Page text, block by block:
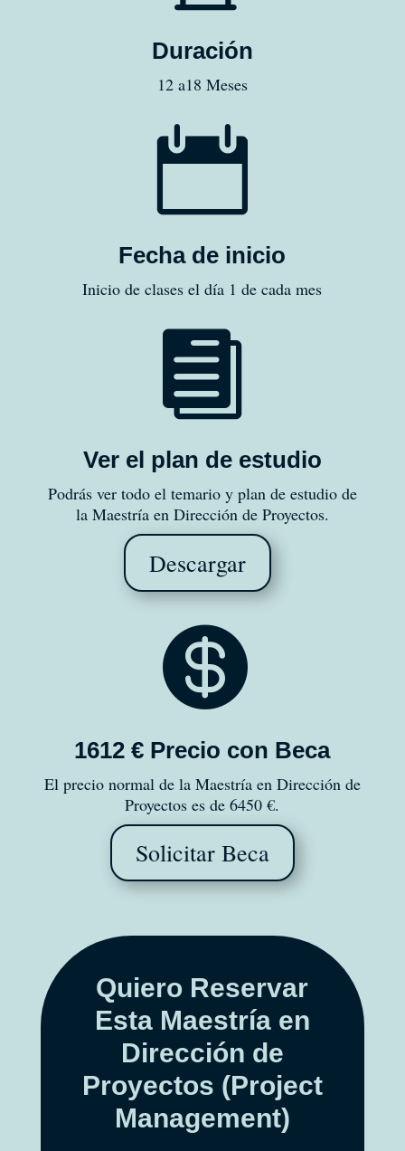
Duración
12 a18 Meses

Fecha de inicio
Inicio de clases el día 1 de cada mes

Ver el plan de estudio
Podrás ver todo el temario y plan de estudio de
la Maestría en Dirección de Proyectos.
Descargar

1612 € Precio con Beca
El precio normal de la Maestría en Dirección de
Proyectos es de 6450 €.
Solicitar Beca
Quiero Reservar
Esta Maestría en
Dirección de
Proyectos (Project
Management)